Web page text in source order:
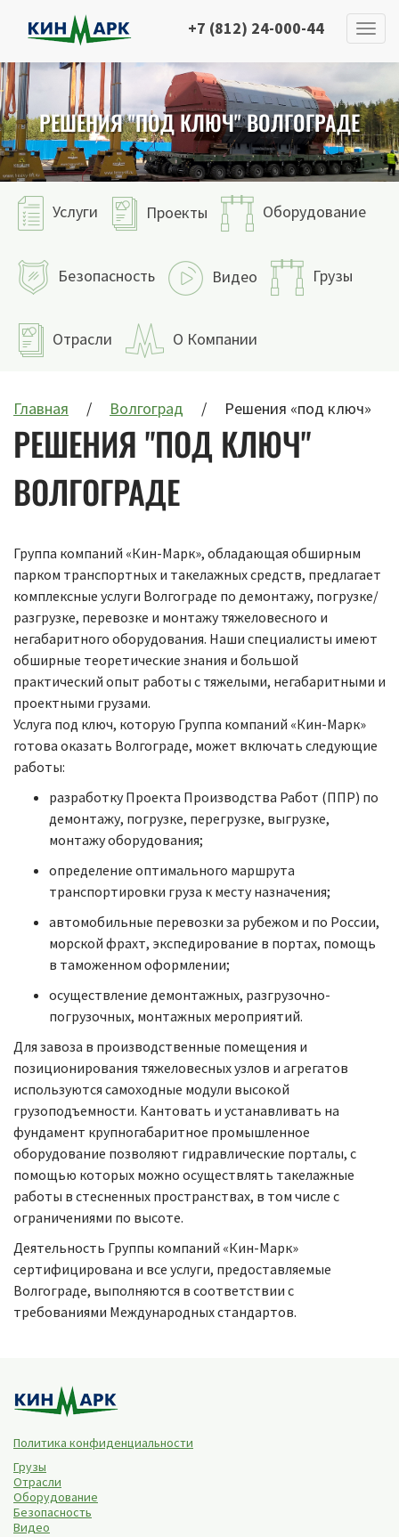
+7 (812) 24-000-44
РЕШЕНИЯ "ПОД КЛЮЧ" ВОЛГОГРАДЕ
Услуги Проекты Оборудование
Безопасность Видео Грузы
Отрасли О Компании
Главная Волгоград Решения «под ключ»
РЕШЕНИЯ "ПОД КЛЮЧ"
ВОЛГОГРАДЕ
Группа компаний «Кин-Марк», обладающая обширным
парком транспортных и такелажных средств, предлагает
комплексные услуги Волгограде по демонтажу, погрузке/
разгрузке, перевозке и монтажу тяжеловесного и
негабаритного оборудования. Наши специалисты имеют
обширные теоретические знания и большой
практический опыт работы с тяжелыми, негабаритными и
проектными грузами.
Услуга под ключ, которую Группа компаний «Кин-Марк»
готова оказать Волгограде, может включать следующие
работы:
разработку Проекта Производства Работ (ППР) по
демонтажу, погрузке, перегрузке, выгрузке,
монтажу оборудования;
определение оптимального маршрута
транспортировки груза к месту назначения;
автомобильные перевозки за рубежом и по России,
морской фрахт, экспедирование в портах, помощь
в таможенном оформлении;
осуществление демонтажных, разгрузочно-
погрузочных, монтажных мероприятий.
Для завоза в производственные помещения и
позиционирования тяжеловесных узлов и агрегатов
используются самоходные модули высокой
грузоподъемности. Кантовать и устанавливать на
фундамент крупногабаритное промышленное
оборудование позволяют гидравлические порталы, с
помощью которых можно осуществлять такелажные
работы в стесненных пространствах, в том числе с
ограничениями по высоте.
Деятельность Группы компаний «Кин-Марк»
сертифицирована и все услуги, предоставляемые
Волгограде, выполняются в соответствии с
требованиями Международных стандартов.
Политика конфиденциальности
Грузы
Отрасли
Оборудование
Безопасность
Видео